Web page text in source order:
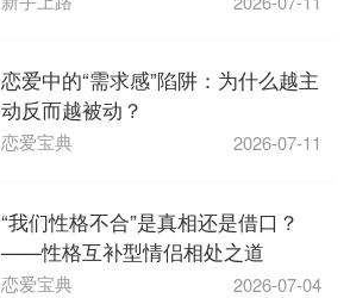
恋爱中的“需求感”陷阱：为什么越主
动反而越被动？
恋爱宝典 2026-07-11
“我们性格不合”是真相还是借口？
——性格互补型情侣相处之道
恋爱宝典 2026-07-04